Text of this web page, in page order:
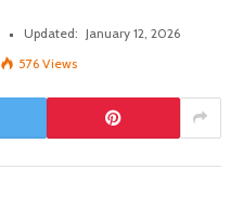
Updated: January 12, 2026
576 Views